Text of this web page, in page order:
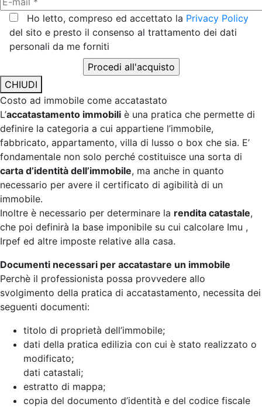
Ho letto, compreso ed accettato la Privacy Policy
del sito e presto il consenso al trattamento dei dati
personali da me forniti
CHIUDI
Costo ad immobile come accatastato
L’accatastamento immobili è una pratica che permette di
definire la categoria a cui appartiene l’immobile,
fabbricato, appartamento, villa di lusso o box che sia. E’
fondamentale non solo perché costituisce una sorta di
carta d’identità dell’immobile, ma anche in quanto
necessario per avere il certificato di agibilità di un
immobile.
Inoltre è necessario per determinare la rendita catastale,
che poi definirà la base imponibile su cui calcolare Imu ,
Irpef ed altre imposte relative alla casa.
Documenti necessari per accatastare un immobile
Perchè il professionista possa provvedere allo
svolgimento della pratica di accatastamento, necessita dei
seguenti documenti:
titolo di proprietà dell’immobile;
dati della pratica edilizia con cui è stato realizzato o
modificato;
dati catastali;
estratto di mappa;
copia del documento d’identità e del codice fiscale